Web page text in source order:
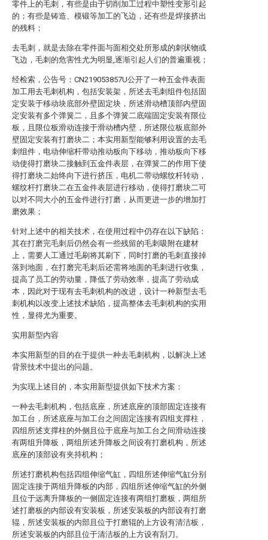
零件上的毛刺，有些是由于切削加工过程中塑性变形引起
的；有些是铸造、模锻等加工的飞边，还有些是焊接挤出
的残料；
去毛刺，就是去除在零件面与面相交处所形成的刺状物或
飞边，毛刺的危害性尤为明显,逐渐引起人们的普遍重视；
经检索，公告号：CN219053857U公开了一种五金件表面
加工用去毛刺机构，包括安装架，所述去毛刺组件包括固
定安装于移动块底部外壁固定块，所述滑动槽顶部内壁固
定安装有多个弹簧二，且多个弹簧二底端固定安装有限位
板，且限位板滑动连接于滑动槽内壁，所述限位板底部外
壁固定安装有打磨块二；本实用新型能够利用设置的去毛
刺组件，电动伸缩杆带动推动板向下移动，推动板向下移
动使得打磨块二接触到五金件表层，在弹簧二的作用下使
得打磨块二始终向下进行挤压，电机二带动螺纹杆转动，
螺纹杆打磨块二在五金件表层进行移动，使得打磨块二可
以对不同大小的五金件进行打磨，从而更进一步的增加打
磨效果；
针对上述中的相关技术，在使用过程中仍存在以下缺陷：
其在打磨完毛刺后仍然会有一些残留的毛刺吸附在建材
上，需要人工通过毛刷将其刷下，同时打磨的毛刺直接掉
落到地面，在打磨完毛刺后还需将地面的毛刺进行收集，
提高了员工的劳动量，降低了劳动效率，提高了劳动成
本，因此对于现有去毛刺机构的改进，设计一种新型去毛
刺机构以改变上述技术缺陷，提高整体去毛刺机构的实用
性，显得尤为重要。
实用新型内容
本实用新型的目的在于提供一种去毛刺机构，以解决上述
背景技术中提出的问题。
为实现上述目的，本实用新型提供如下技术方案：
一种去毛刺机构，包括底座，所述底座的顶部固定连接有
加工台，所述底座与加工台之间固定连接有四组支撑柱，
四组所述支撑柱的外侧且位于底座与加工台之间滑动连接
有两组升降板，两组所述升降板之间设有打磨机构，所述
底座的顶部设有夹持机构；
所述打磨机构包括四组伸缩气缸，四组所述伸缩气缸分别
固定连接于两组升降板的内部，四组所述伸缩气缸的外侧
且位于远离升降板的一侧固定连接有两组打磨板，两组所
述打磨板的内部设有安装板，所述安装板的内部设有打磨
辊，所述安装板的内部且位于打磨辊的上方设有清洁板，
所述安装板的内部且位于清洁板的上方设有刮刀。